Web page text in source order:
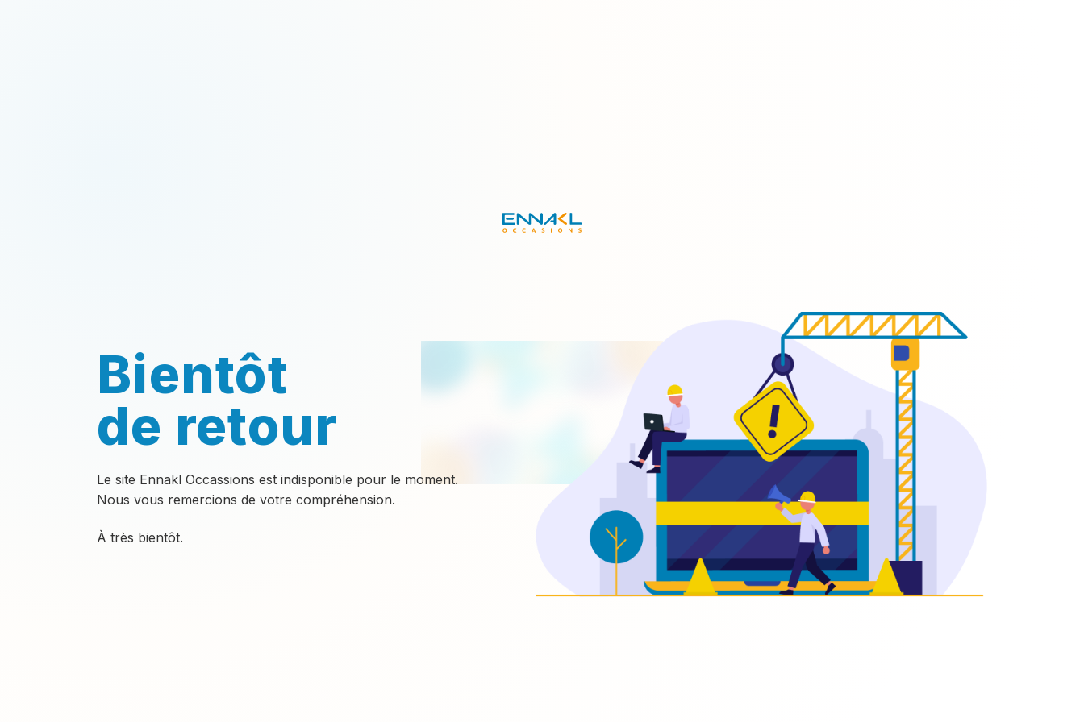
Bientôt
de retour
Le site Ennakl Occassions est indisponible pour le moment.
Nous vous remercions de votre compréhension.
À très bientôt.